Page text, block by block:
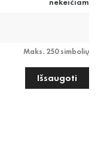
Maks. 250 simbolių
Išsaugoti